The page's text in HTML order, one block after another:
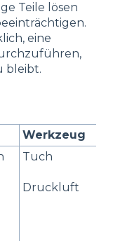
Teile lösen
eine
bleibt.
Werkzeug
Tuch
Druckluft